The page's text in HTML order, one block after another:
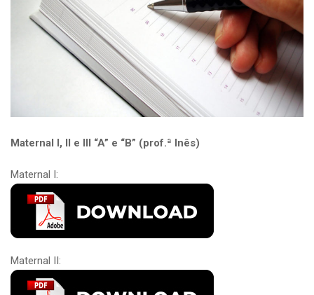
Maternal I, II e III “A” e “B” (prof.ª Inês)
Maternal I:
Maternal II: